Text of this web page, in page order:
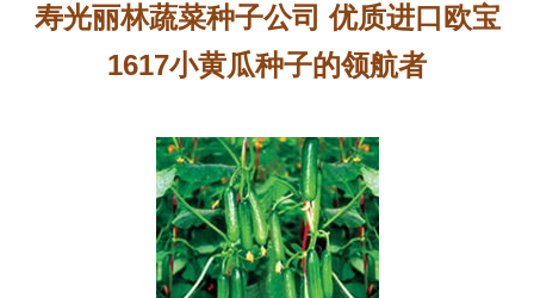
寿光丽林蔬菜种子公司 优质进口欧宝
1617小黄瓜种子的领航者